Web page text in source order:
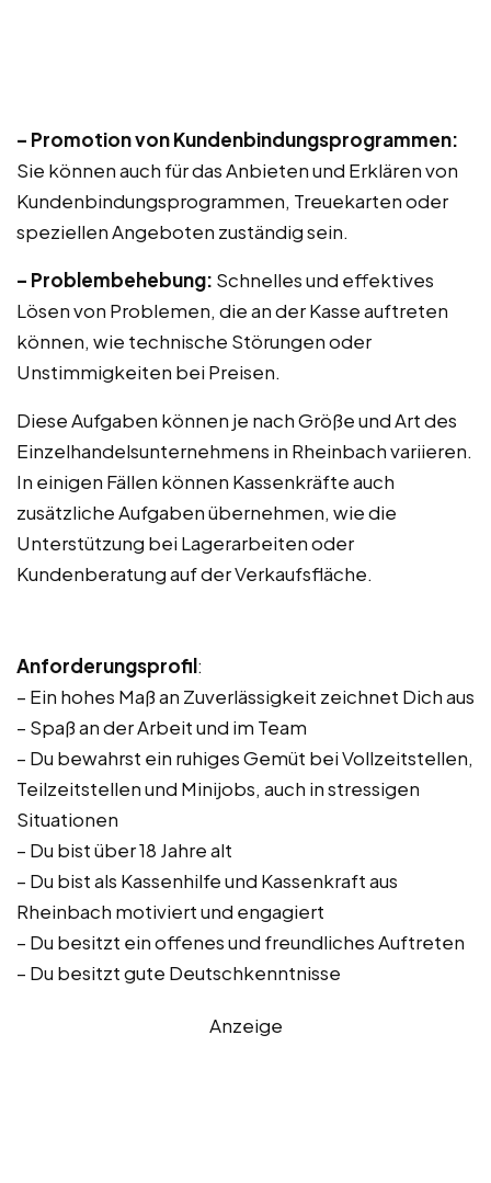
– Promotion von Kundenbindungsprogrammen:
Sie können auch für das Anbieten und Erklären von
Kundenbindungsprogrammen, Treuekarten oder
speziellen Angeboten zuständig sein.
– Problembehebung: Schnelles und effektives
Lösen von Problemen, die an der Kasse auftreten
können, wie technische Störungen oder
Unstimmigkeiten bei Preisen.
Diese Aufgaben können je nach Größe und Art des
Einzelhandelsunternehmens in Rheinbach variieren.
In einigen Fällen können Kassenkräfte auch
zusätzliche Aufgaben übernehmen, wie die
Unterstützung bei Lagerarbeiten oder
Kundenberatung auf der Verkaufsfläche.
Anforderungsprofil:
– Ein hohes Maß an Zuverlässigkeit zeichnet Dich aus
– Spaß an der Arbeit und im Team
– Du bewahrst ein ruhiges Gemüt bei Vollzeitstellen,
Teilzeitstellen und Minijobs, auch in stressigen
Situationen
– Du bist über 18 Jahre alt
– Du bist als Kassenhilfe und Kassenkraft aus
Rheinbach motiviert und engagiert
– Du besitzt ein offenes und freundliches Auftreten
– Du besitzt gute Deutschkenntnisse
Anzeige